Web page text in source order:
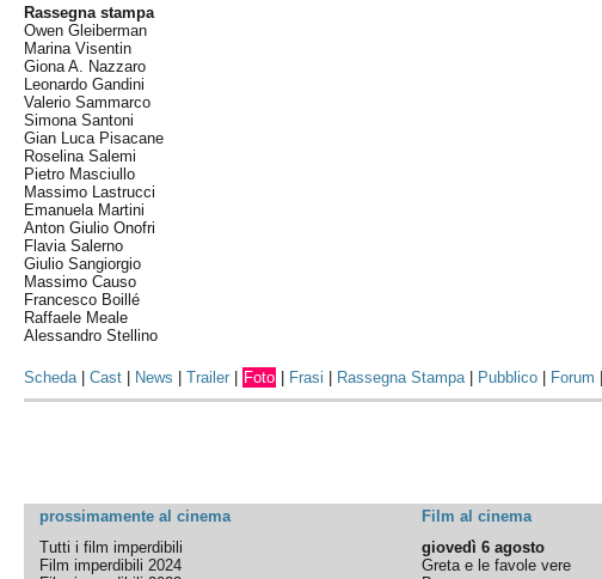
Rassegna stampa
Owen Gleiberman
Marina Visentin
Giona A. Nazzaro
Leonardo Gandini
Valerio Sammarco
Simona Santoni
Gian Luca Pisacane
Roselina Salemi
Pietro Masciullo
Massimo Lastrucci
Emanuela Martini
Anton Giulio Onofri
Flavia Salerno
Giulio Sangiorgio
Massimo Causo
Francesco Boillé
Raffaele Meale
Alessandro Stellino
Scheda|Cast News |Trailer Foto Frasi Rassegna Stampa| Pubblico Forum
prossimamente al cinema Film al cinema
Tutti i film imperdibili
Film imperdibili 2024
giovedì 6 agosto
Greta e le favole vere